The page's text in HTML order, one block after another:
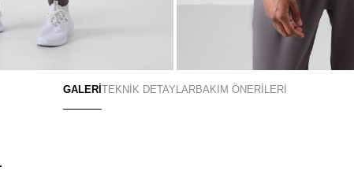
GALERİ TEKNİK DETAYLARBAKIM ÖNERİLERİ